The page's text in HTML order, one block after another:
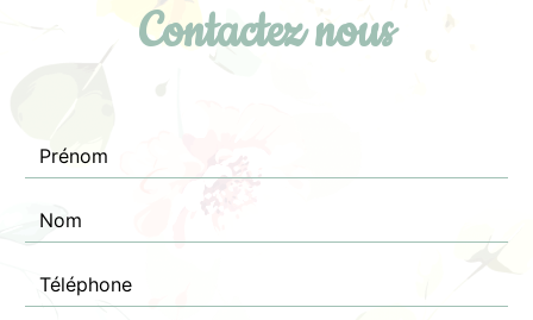
Contactez nous